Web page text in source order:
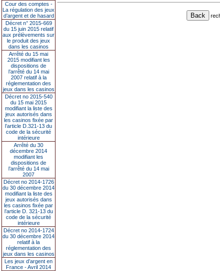
Cour des comptes -
La régulation des jeux
d’argent et de hasard
Décret n° 2015-669
du 15 juin 2015 relatif
aux prélèvements sur
le produit des jeux
dans les casinos
Arrêté du 15 mai
2015 modifiant les
dispositions de
l’arrêté du 14 mai
2007 relatif à la
réglementation des
jeux dans les casinos
Décret no 2015-540
du 15 mai 2015
modifiant la liste des
jeux autorisés dans
les casinos fixée par
l’article D.321-13 du
code de la sécurité
intérieure
Arrêté du 30
décembre 2014
modifiant les
dispositions de
l’arrêté du 14 mai
2007
Décret no 2014-1726
du 30 décembre 2014
modifiant la liste des
jeux autorisés dans
les casinos fixée par
l’article D. 321-13 du
code de la sécurité
intérieure
Décret no 2014-1724
du 30 décembre 2014
relatif à la
réglementation des
jeux dans les casinos
Les jeux d’argent en
France - Avril 2014